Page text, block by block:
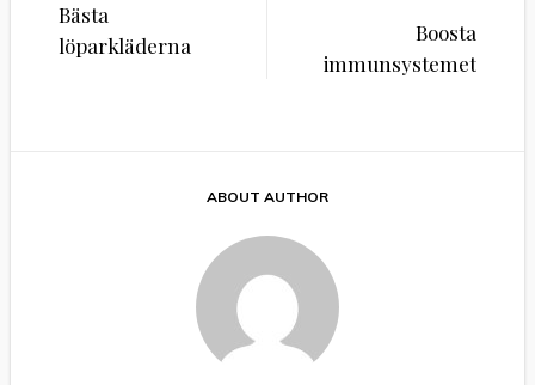
Bästa
löparkläderna
Boosta
immunsystemet
ABOUT AUTHOR